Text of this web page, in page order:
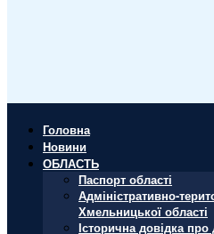
Головна
Новини
ОБЛАСТЬ
Паспорт області
Адміністративно-
Хмельницької області
Історична довідка про